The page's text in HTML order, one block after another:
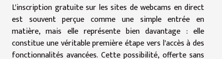
L'inscription gratuite sur les sites de webcams en direct
est souvent perçue comme une simple entrée en
matière, mais elle représente bien davantage : elle
constitue une véritable première étape vers l'accès à des
fonctionnalités avancées. Cette possibilité, offerte sans